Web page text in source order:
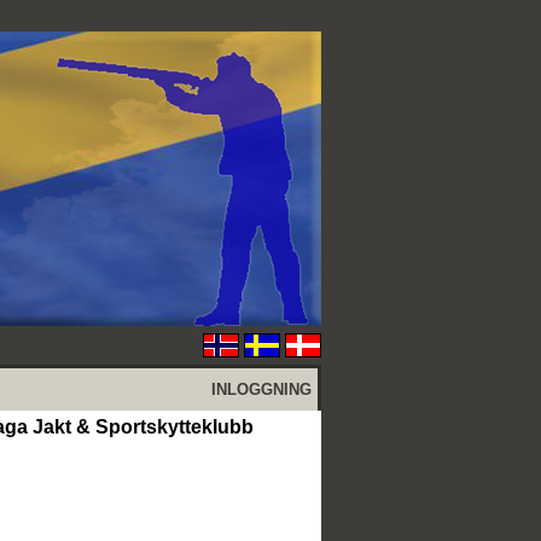
INLOGGNING
Jakt & Sportskytteklubb